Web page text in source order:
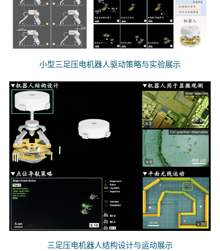
小型三足压电机器人驱动策略与实验展示
三足压电机器人结构设计与运动展示